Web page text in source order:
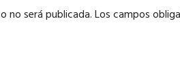
no será publicada.Los campos